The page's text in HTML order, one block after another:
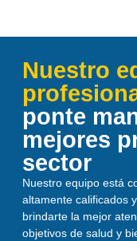
Nuestro
ponte
mejores
sector
Nuestro equipo está
altamente calificados
brindarte la mejor
objetivos de salud y